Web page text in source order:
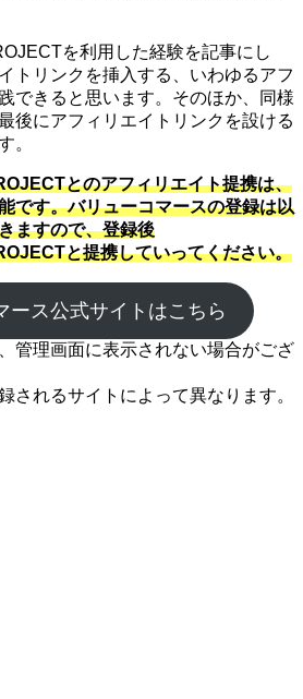
を利用した経験を記事にし
トリンクを挿入する、いわゆるアフ
できると思います。そのほか、同様
後にアフィリエイトリンクを設ける
。
とのアフィリエイト提携は、
です。バリューコマースの登録は以
ますので、登録後
と提携していってください。
ース公式サイトはこちら
管理画面に表示されない場合がござ
されるサイトによって異なります。